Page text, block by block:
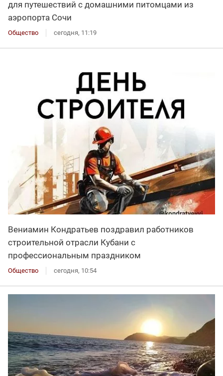
для путешествий с домашними питомцами из
аэропорта Сочи
Общество сегодня, 11:19
Вениамин Кондратьев поздравил работников
строительной отрасли Кубани с
профессиональным праздником
Общество сегодня, 10:54